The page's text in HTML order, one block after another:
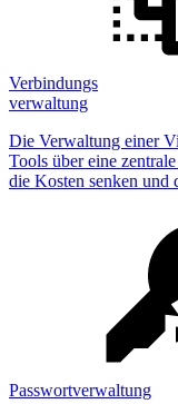
Verbindungs
verwaltung
Die Verwaltung einer
Tools über eine
die Kosten senken und
Passwortverwaltung